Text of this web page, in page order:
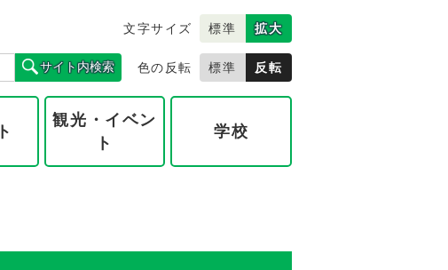
文字サイズ 標準 拡大
サイト内検索 色の反転 標準 反転
観光・イベン
ト
学校